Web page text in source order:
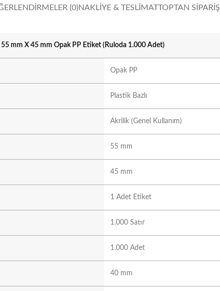
(0)NAKLIYE & TESLIMATTOPTAN SIPARIŞ
55 mm X 45 mm Opak PP Etiket (Ruloda 1.000 Adet)
Opak PP
Plastik Bazlı
Akrilik (Genel Kullanım)
55 mm
45 mm
1 Adet Etiket
1.000 Satır
1.000 Adet
40 mm